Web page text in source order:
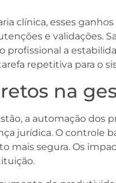
clínica, esses
e validações.
profissional a
repetitiva para o
na
a automação dos
jurídica. O controle
mais segura. Os